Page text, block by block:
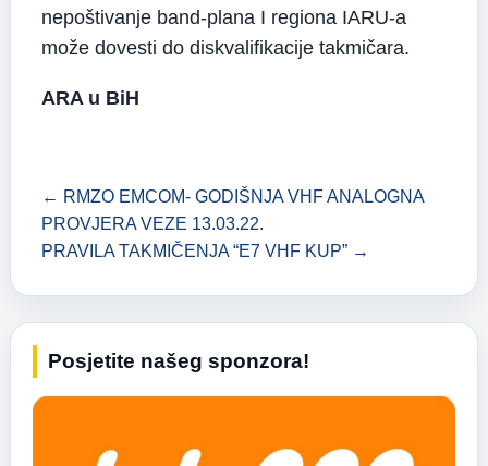
nepoštivanje band-plana I regiona IARU-a
može dovesti do diskvalifikacije takmičara.
ARA u BiH
← RMZO EMCOM- GODIŠNJA VHF ANALOGNA
PROVJERA VEZE 13.03.22.
PRAVILA TAKMIČENJA “E7 VHF KUP” →
Posjetite našeg sponzora!